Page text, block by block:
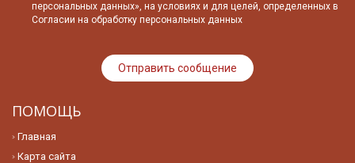
персональных данных», на условиях и для целей, определенных в
Согласии на обработку персональных данных
ПОМОЩЬ
Главная
Карта сайта